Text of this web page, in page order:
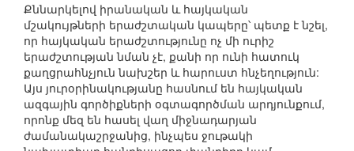
Քննարկելով իրանական և հայկական
մշակույթների երաժշտական կապերը՝ պետք է նշել,
որ հայկական երաժշտությունը ոչ մի ուրիշ
երաժշտության նման չէ, քանի որ ունի հատուկ
քաղցրահնչյուն նախշեր և հարուստ հնչեղություն:
Այս յուրօրինակությանը հասնում են հայկական
ազգային գործիքների օգտագործման արդյունքում,
որոնք մեզ են հասել վաղ միջնադարյան
ժամանակաշրջանից, ինչպես ջութակի